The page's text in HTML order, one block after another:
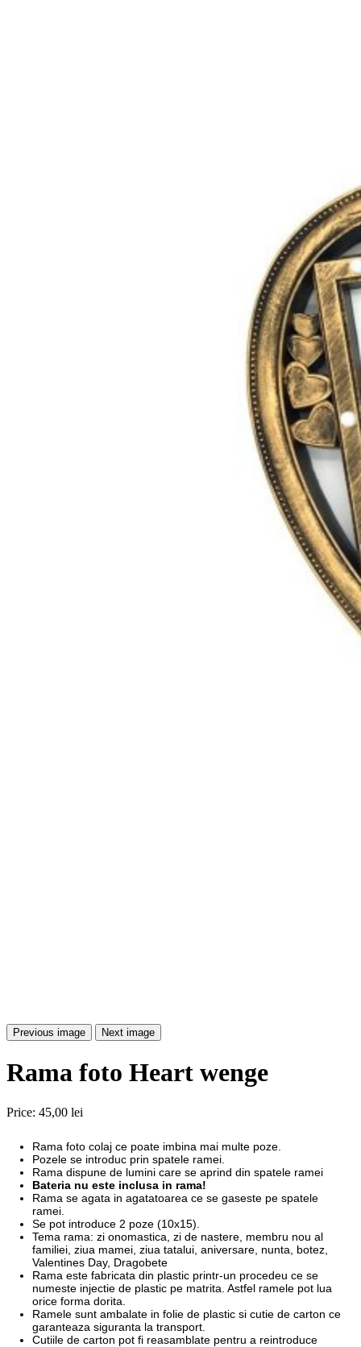
Previous image Next image
Rama foto Heart wenge
Price: 45,00 lei
Rama foto colaj ce poate imbina mai multe poze.
Pozele se introduc prin spatele ramei.
Rama dispune de lumini care se aprind din spatele ramei
Bateria nu este inclusa in rama!
Rama se agata in agatatoarea ce se gaseste pe spatele
ramei.
Se pot introduce 2 poze (10x15).
Tema rama: zi onomastica, zi de nastere, membru nou al
familiei, ziua mamei, ziua tatalui, aniversare, nunta, botez,
Valentines Day, Dragobete
Rama este fabricata din plastic printr-un procedeu ce se
numeste injectie de plastic pe matrita. Astfel ramele pot lua
orice forma dorita.
Ramele sunt ambalate in folie de plastic si cutie de carton ce
garanteaza siguranta la transport.
Cutiile de carton pot fi reasamblate pentru a reintroduce